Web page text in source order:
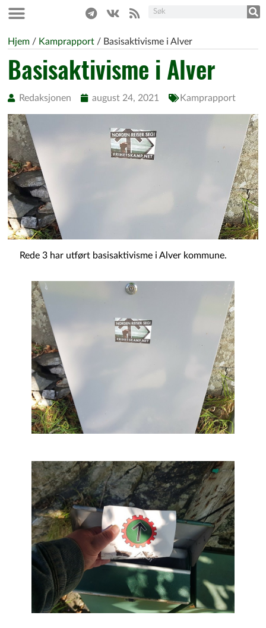
Hjem / Kamprapport / Basisaktivisme i Alver
Basisaktivisme i Alver
Redaksjonen august 24, 2021 Kamprapport
Rede 3 har utført basisaktivisme i Alver kommune.